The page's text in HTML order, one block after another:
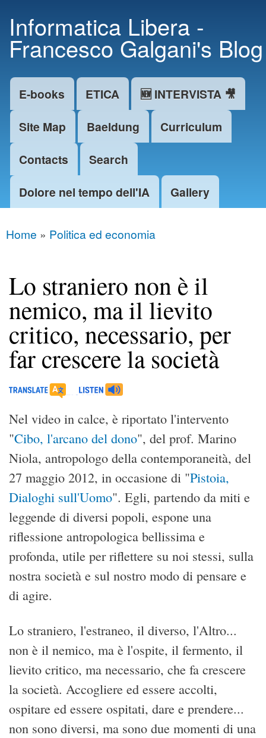
main
content
Informatica Libera -
Francesco Galgani's Blog
Main menu
E-books ETICA
🆕 INTERVISTA 🎥
Site Map
Baeldung
Curriculum
Contacts
Search
Dolore nel tempo dell'IA
Gallery
You are here
Home » Politica ed economia
Lo straniero non è il
nemico, ma il lievito
critico, necessario, per
far crescere la società
Nel video in calce, è riportato l'intervento
"Cibo, l'arcano del dono", del prof. Marino
Niola, antropologo della contemporaneità, del
27 maggio 2012, in occasione di "Pistoia,
Dialoghi sull'Uomo". Egli, partendo da miti e
leggende di diversi popoli, espone una
riflessione antropologica bellissima e
profonda, utile per riflettere su noi stessi, sulla
nostra società e sul nostro modo di pensare e
di agire.
Lo straniero, l'estraneo, il diverso, l'Altro...
non è il nemico, ma è l'ospite, il fermento, il
lievito critico, ma necessario, che fa crescere
la società. Accogliere ed essere accolti,
ospitare ed essere ospitati, dare e prendere...
non sono diversi, ma sono due momenti di una